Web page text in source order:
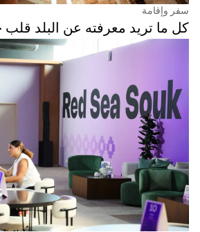
سفر وإقامة
كل ما تريد معرفته عن البلد قلب